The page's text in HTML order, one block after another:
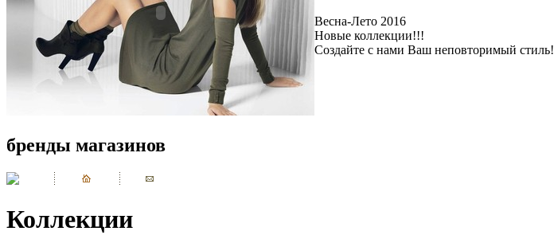
Весна-Лето 2016
Новые коллекции!!!
Создайте с нами Ваш неповторимый стиль!
бренды магазинов
Коллекции